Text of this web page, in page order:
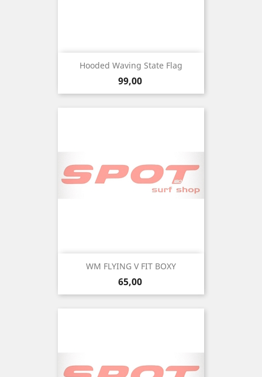
Hooded Waving State Flag
Precio
99,00
WM FLYING V FIT BOXY
Precio
65,00